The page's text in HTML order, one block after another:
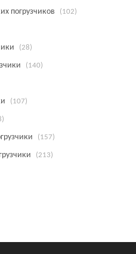
погрузчиков (102)
(28)
(140)
(107)
(157)
(213)